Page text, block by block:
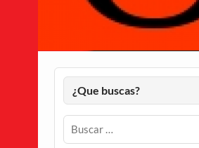
¿Que buscas?